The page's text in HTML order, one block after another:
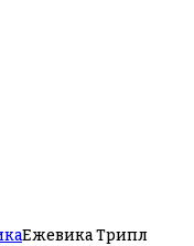
Ежевика Трипл